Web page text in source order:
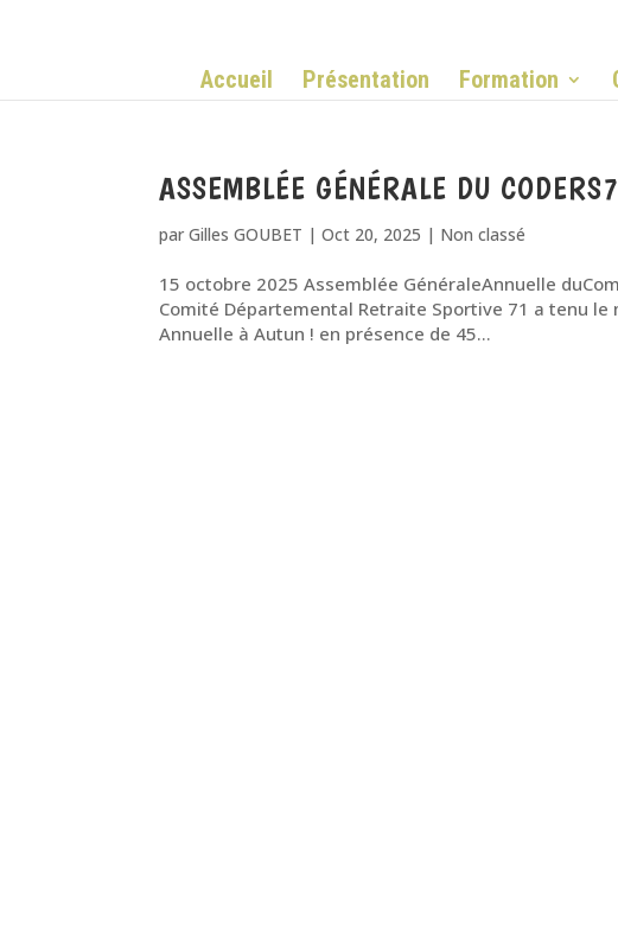
Accueil Présentation Formation
ASSEMBLÉE GÉNÉRALE DU
parGilles GOUBET |Oct 20, 2025 | Non classé
15 octobre 2025 Assemblée GénéraleAnnuelle
Comité Départemental Retraite Sportive 71 a tenu
Annuelle à Autun ! en présence de 45...